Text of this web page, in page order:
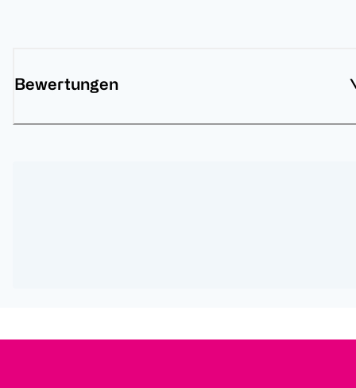
Bewertungen